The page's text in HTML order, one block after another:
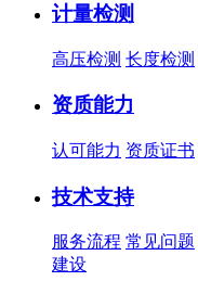
计量检测
高压检测 长度检测
资质能力
认可能力 资质证书
技术支持
服务流程 常见问题
建设